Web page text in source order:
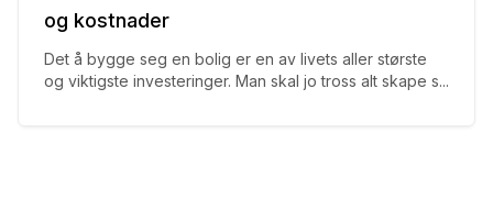
og kostnader
Det å bygge seg en bolig er en av livets aller største
og viktigste investeringer. Man skal jo tross alt skape s...